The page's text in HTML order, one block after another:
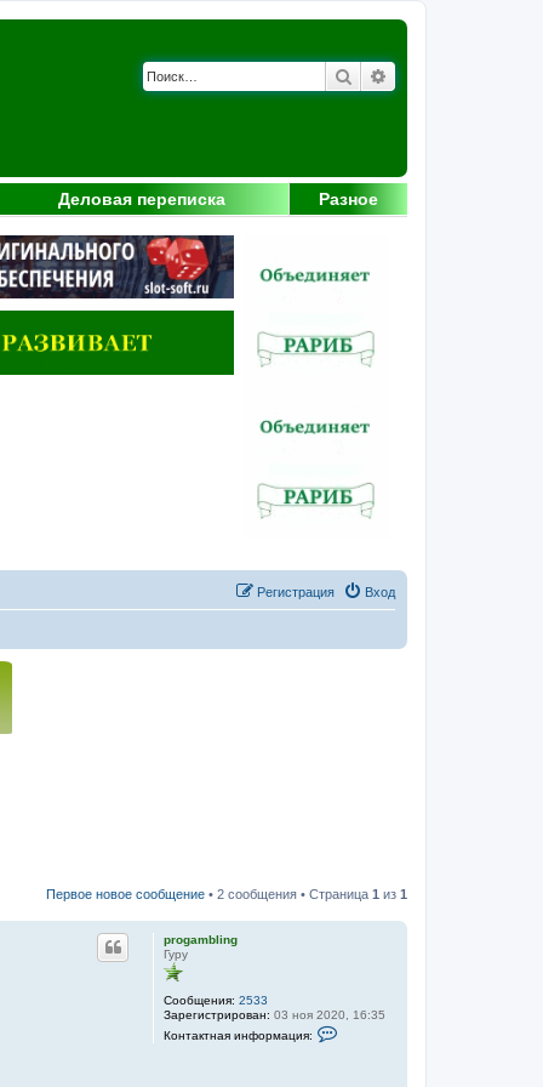
Поиск
Деловая переписка Разное
Вход
Регистрация
Первое новое сообщение • 2 сообщения • Страница 1 из 1
progambling
Гуру
Сообщения: 2533
Зарегистрирован: 03 ноя 2020, 16:35
Контактная информация: